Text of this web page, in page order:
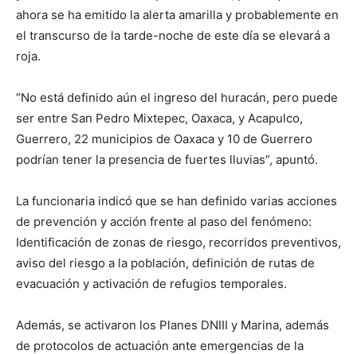
ahora se ha emitido la alerta amarilla y probablemente en
el transcurso de la tarde-noche de este día se elevará a
roja.
“No está definido aún el ingreso del huracán, pero puede
ser entre San Pedro Mixtepec, Oaxaca, y Acapulco,
Guerrero, 22 municipios de Oaxaca y 10 de Guerrero
podrían tener la presencia de fuertes lluvias”, apuntó.
La funcionaria indicó que se han definido varias acciones
de prevención y acción frente al paso del fenómeno:
Identificación de zonas de riesgo, recorridos preventivos,
aviso del riesgo a la población, definición de rutas de
evacuación y activación de refugios temporales.
Además, se activaron los Planes DNIII y Marina, además
de protocolos de actuación ante emergencias de la